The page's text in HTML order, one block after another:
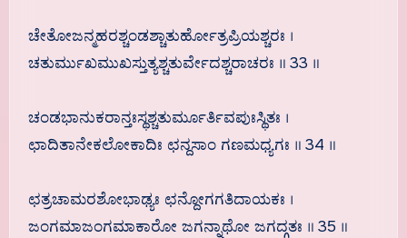
ಚೇತೋಜನ್ಮಹರಶ್ಚಂಡಶ್ಚಾತುರ್ಹೋತ್ರಪ್ರಿಯಶ್ಚರಃ ।
ಚತುರ್ಮುಖಮುಖಸ್ತುತ್ಯಶ್ಚತುರ್ವೇದಶ್ಚರಾಚರಃ ॥ 33 ॥
ಚಂಡಭಾನುಕರಾನ್ತಃಸ್ಥಶ್ಚತುರ್ಮೂರ್ತಿವಪುಃಸ್ಥಿತಃ ।
ಛಾದಿತಾನೇಕಲೋಕಾದಿಃ ಛನ್ದಸಾಂ ಗಣಮಧ್ಯಗಃ ॥ 34 ॥
ಛತ್ರಚಾಮರಶೋಭಾಢ್ಯಃ ಛನ್ದೋಗಗತಿದಾಯಕಃ ।
ಜಂಗಮಾಜಂಗಮಾಕಾರೋ ಜಗನ್ನಾಥೋ ಜಗದ್ಗತಃ ॥ 35 ॥